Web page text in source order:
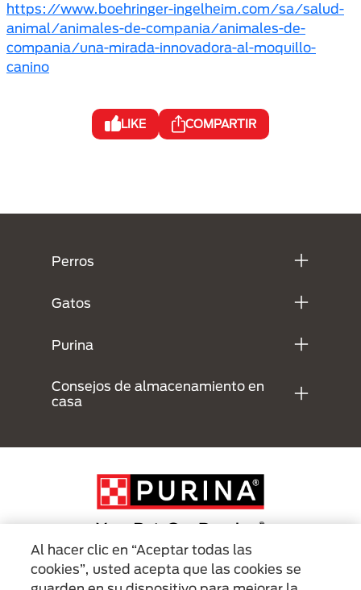
https://www.boehringer-ingelheim.com/sa/salud-
animal/animales-de-compania/animales-de-
compania/una-mirada-innovadora-al-moquillo-
canino
LIKE COMPARTIR
Perros
Gatos
Purina
Consejos de almacenamiento en
casa
Menu Footer Secundario Purina
Al hacer clic en “Aceptar todas las
cookies”, usted acepta que las cookies se